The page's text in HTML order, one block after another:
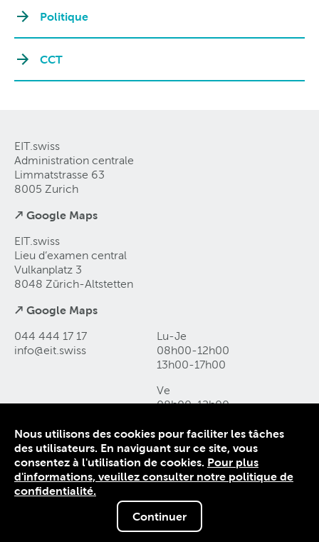
Politique
CCT
EIT.swiss
Administration centrale
Limmatstrasse 63
8005 Zurich
↗ Google Maps
EIT.swiss
Lieu d’examen central
Vulkanplatz 3
8048 Zürich-Altstetten
↗ Google Maps
044 444 17 17
info@eit swiss
Lu-Je
08h00-12h00
13h00-17h00
Ve
08h00-12h00
Contact et accès
Déclaration de protection des données
Mentions légales
Conditions générales
© 1906-2026 EIT.swiss
Nous utilisons des cookies pour faciliter les tâches
des utilisateurs. En naviguant sur ce site, vous
consentez à l'utilisation de cookies. Pour plus
d'informations, veuillez consulter notre politique de
confidentialité.
Continuer